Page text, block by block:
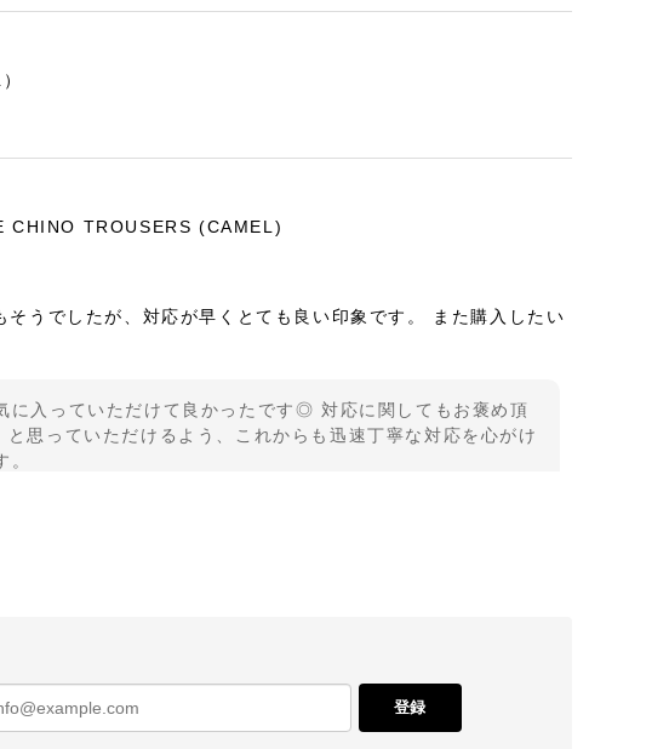
TROUSERS (CAMEL)
うでしたが、対応が早くとても良い印象です。 また購入したい
に入っていただけて良かったです◎ 対応に関してもお褒め頂
思っていただけるよう、これからも迅速丁寧な対応を心がけ
りませんでした。 思ったとおりの着心地の良さ、丈感袖のたる
きのある感じもステキです。 SHOPさんはいつも迅速丁寧にして
登録